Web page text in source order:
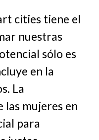
cities tiene el
nuestras
sólo es
en la
La
mujeres en
para